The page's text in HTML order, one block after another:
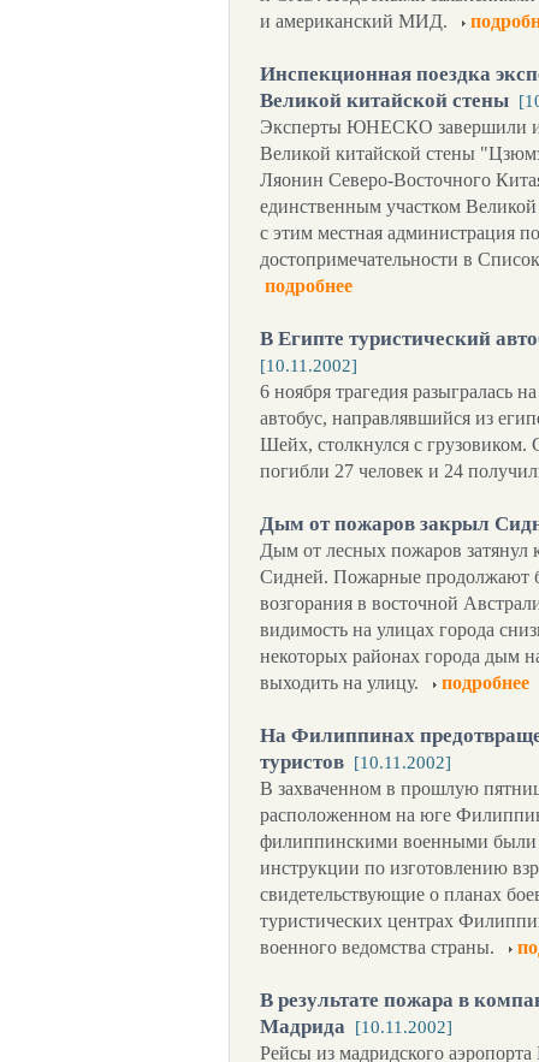
и американский МИД.
Инспекционная поездка
Великой китайской стены
Эксперты ЮНЕСКО завершили
Великой китайской стены
Ляонин Северо-Восточного
единственным участком
с этим местная администрация
достопримечательности в
подробнее
В Египте туристический
[10.11.2002]
6 ноября трагедия разыгралась
автобус, направлявшийся из
Шейх, столкнулся с грузовиком.
погибли 27 человек и 24
Дым от пожаров закрыл
Дым от лесных пожаров затянул
Сидней. Пожарные продолжают
возгорания в восточной
видимость на улицах города
некоторых районах города дым
выходить на улицу.
подробнее
На Филиппинах
туристов [10.11.2002]
В захваченном в прошлую
расположенном на юге
филиппинскими военными были
инструкции по изготовлению
свидетельствующие о планах
туристических центрах
военного ведомства страны.
В результате пожара в
Мадрида [10.11.2002]
Рейсы из мадридского